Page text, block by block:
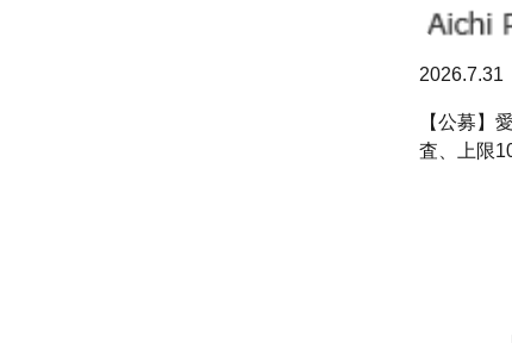
2026.7.31
【公募】
査、上限